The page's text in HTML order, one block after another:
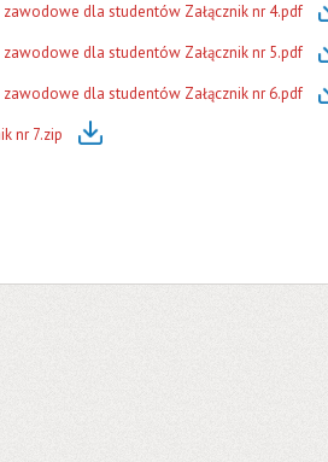
dla studentów Załącznik nr 4.pdf
dla studentów Załącznik nr 5.pdf
dla studentów Załącznik nr 6.pdf
nr 7.zip